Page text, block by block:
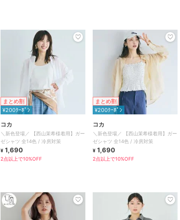
まとめ割
¥200ｸｰﾎﾟﾝ
コカ
＼新色登場／ 【西山茉希様着用】ガー
ゼシャツ 全14色 / 冷房対策
¥ 1,690
2点以上で10%OFF
まとめ割
¥200ｸｰﾎﾟﾝ
コカ
＼新色登場／ 【西山茉希様着用】ガー
ゼシャツ 全14色 / 冷房対策
¥ 1,690
2点以上で10%OFF